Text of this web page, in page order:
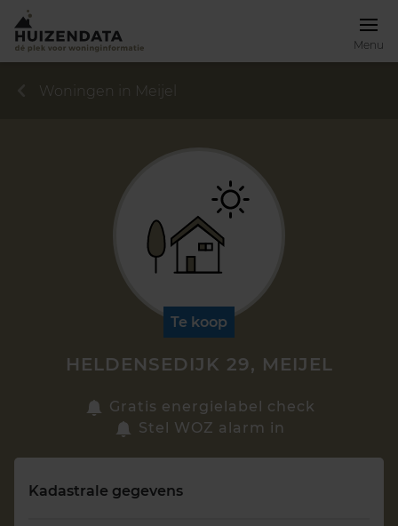
Menu
Zoek een woning
Woningen in Meijel
Te koop
HELDENSEDIJK 29, MEIJEL
Gratis energielabel check
Stel WOZ alarm in
Kadastrale gegevens